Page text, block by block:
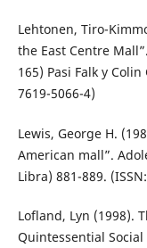
Lehtonen, Tiro-
the East Centre
165) Pasi Falk y
7619-5066-4)
Lewis, George H.
American mall”.
Libra) 881-889.
Lofland, Lyn (1998).
Quintessential